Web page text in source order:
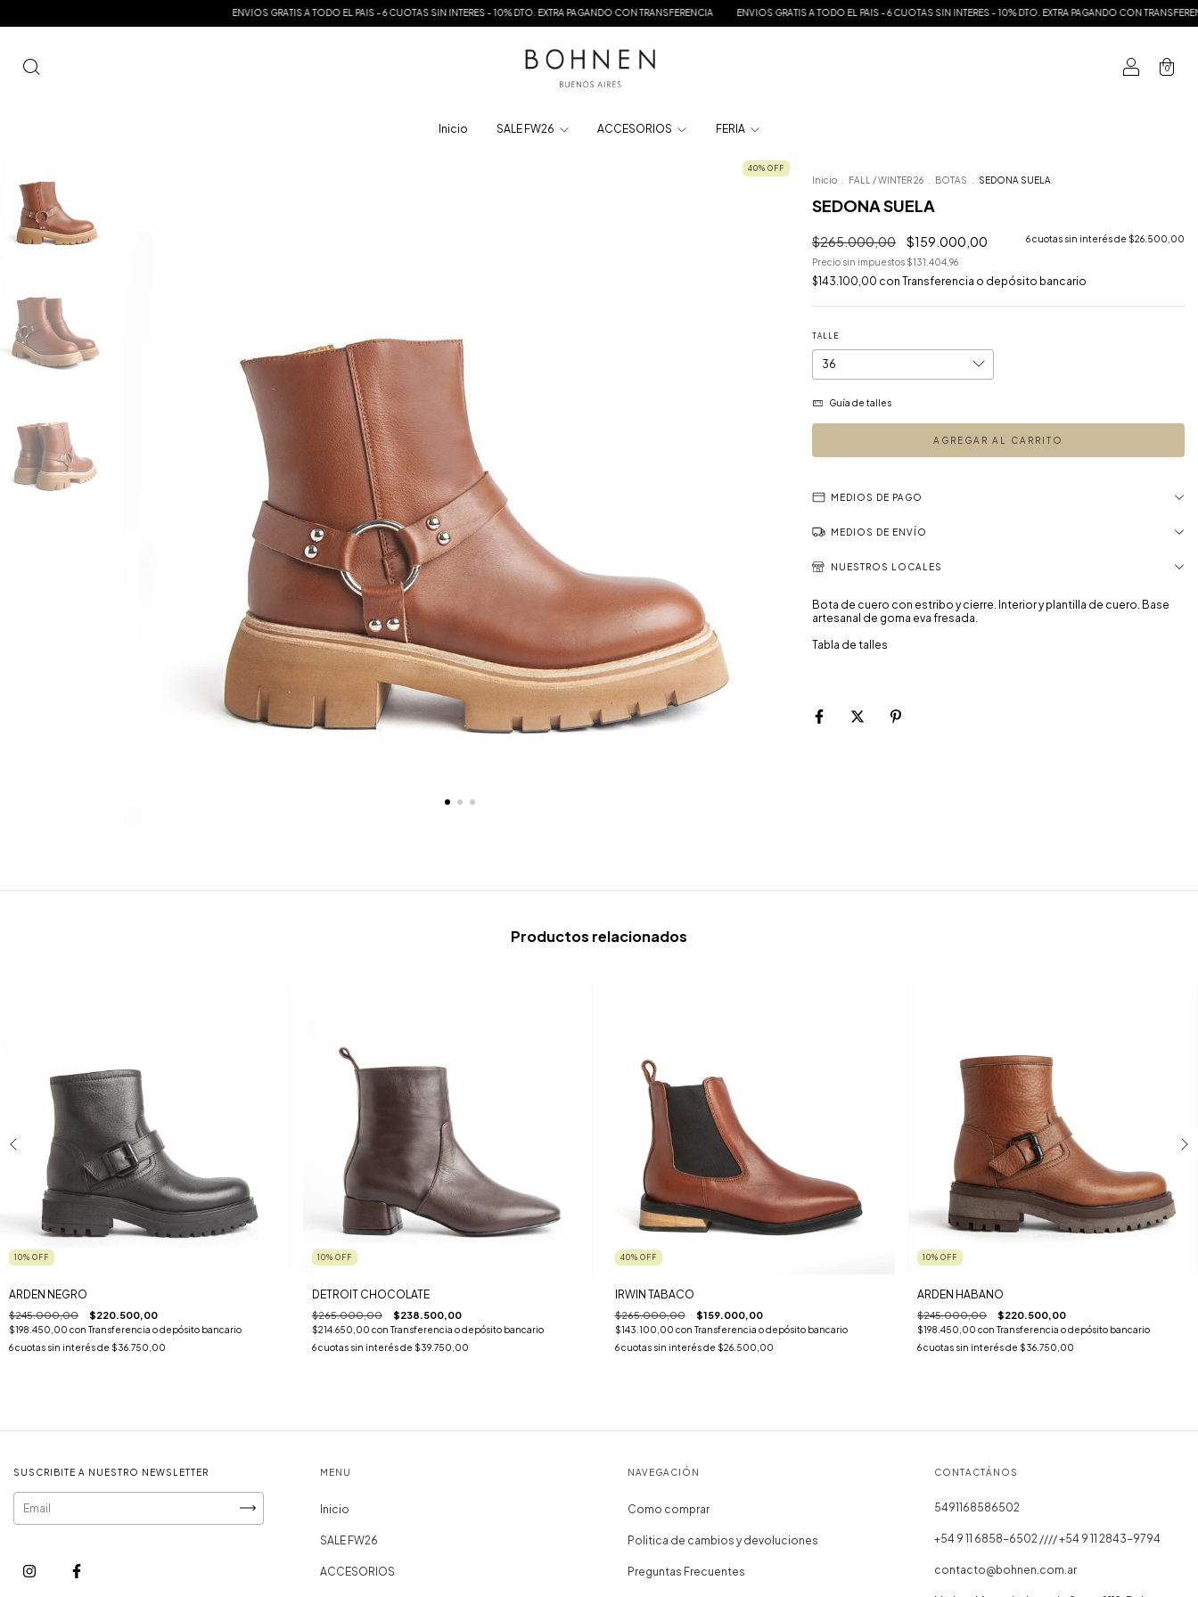
ENVIOS GRATIS A TODO EL PAIS - 6 CUOTAS SIN INTERES - 10% DTO. EXTRA PAGANDO CON TRANSFERENCIA ENVIOS GRATIS A TODO EL PAIS - 6 CUOTAS SIN INTERES - 10% DTO. EXTRA PAGANDO CON TRANSFERENCIA
0
Inicio SALE FW26 ACCESORIOS FERIA
40% OFF
Inicio FALL / WINTER 26 BOTAS SEDONA SUELA
SEDONA SUELA
$265.000,00 $159.000,00 6cuotas sin interés de $26.500,00
Precio sin impuestos $131.404,96
$143.100,00 con Transferencia o depósito bancario
TALLE
Guía de talles
MEDIOS DE PAGO
MEDIOS DE ENVÍO
NUESTROS LOCALES
Bota de cuero con estribo y cierre. Interior y plantilla de cuero. Base
artesanal de goma eva fresada.
Tabla de talles
Productos relacionados
10% OFF
ARDEN NEGRO
$245.000,00 $220.500,00
$198.450,00 con Transferencia o depósito bancario
6cuotas sin interés de $36.750,00
10% OFF
DETROIT CHOCOLATE
$265.000,00 $238.500,00
$214.650,00 con Transferencia o depósito bancario
6cuotas sin interés de $39.750,00
40% OFF
IRWIN TABACO
$265.000,00 $159.000,00
$143.100,00 con Transferencia o depósito bancario
6 cuotas sin interés de $26.500,00
10%OFF
ARDEN HABANO
$245.000,00 $220.500,00
$198.450,00con Transferencia o depósito bancario
6cuotas sin interés de $36.750,00
SUSCRIBITE A NUESTRO NEWSLETTER MENU
Inicio
SALE FW26
ACCESORIOS
NAVEGACIÓN
Como comprar
Politica de cambios y devoluciones
Preguntas Frecuentes
CONTACTÁNOS
5491168586502
+54 9 11 6858-6502 //// +54 9 11 2843-9794
contacto@bohnen.com.ar